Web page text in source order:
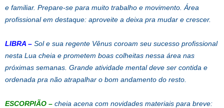
e familiar. Prepare-se para muito trabalho e movimento. Área
profissional em destaque: aproveite a deixa pra mudar e crescer.
LIBRA – Sol e sua regente Vênus coroam seu sucesso profissional
nesta Lua cheia e prometem boas colheitas nessa área nas
próximas semanas. Grande atividade mental deve ser contida e
ordenada pra não atrapalhar o bom andamento do resto.
ESCORPIÃO – cheia acena com novidades materiais para breve: